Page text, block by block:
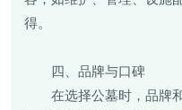
得。
四、品牌与口碑
在选择公墓时，品牌